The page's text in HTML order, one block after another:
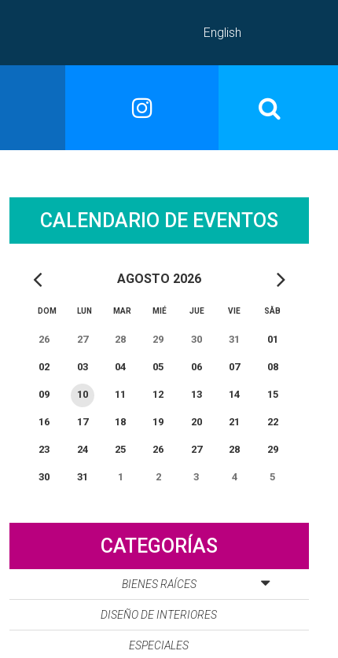
English
CALENDARIO DE EVENTOS
AGOSTO 2026
DOM LUN MAR MIÉ JUE VIE SÅB
26 27 28 29 30 31 01
02 03 04 05 06 07 08
09 10 11 12 13 14 15
16 17 18 19 20 21 22
23 24 25 26 27 28 29
30 31 1 2 3 4 5
CATEGORÍAS
BIENES RAÍCES
DISEÑO DE INTERIORES
ESPECIALES